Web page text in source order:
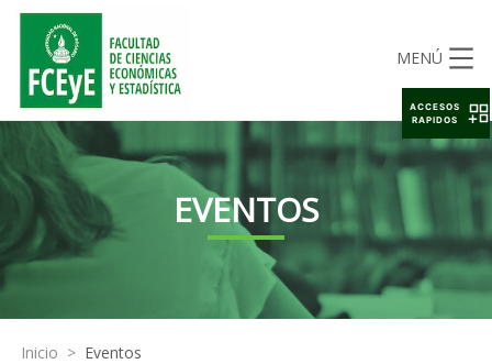
MENÚ
EVENTOS
Inicio > Eventos
ACCESOS
RAPIDOS